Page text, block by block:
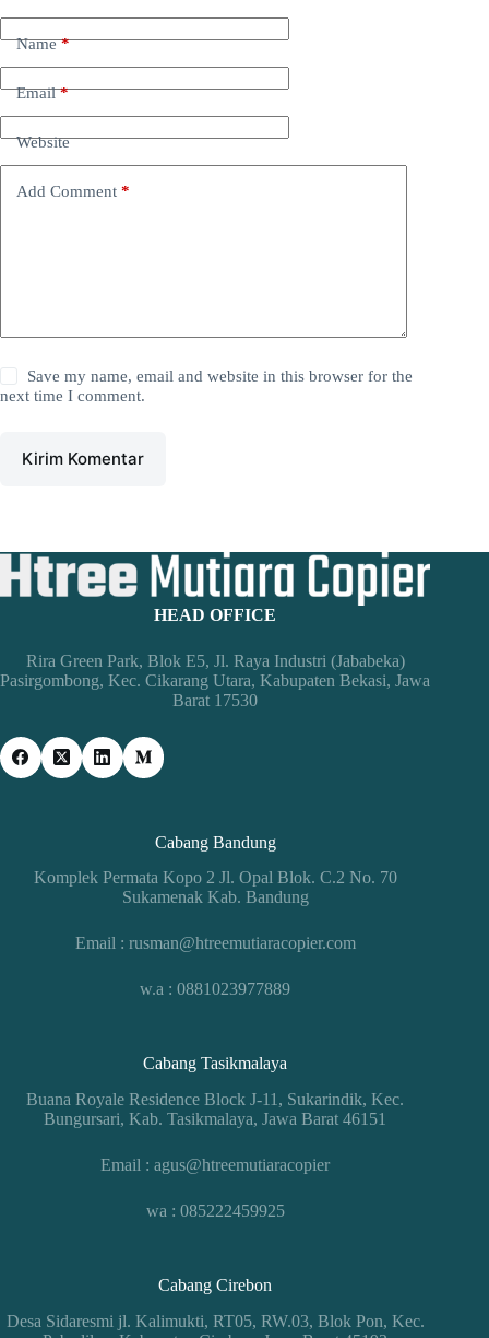
Name*
Email*
Website
Add Comment *
Save my name, email and website in this browser for the
next time I comment.
Kirim Komentar
HEAD OFFICE
Rira Green Park, Blok E5, Jl. Raya Industri (Jababeka)
Pasirgombong, Kec. Cikarang Utara, Kabupaten Bekasi, Jawa
Barat 17530
Cabang Bandung
Komplek Permata Kopo 2 Jl. Opal Blok. C.2 No. 70
Sukamenak Kab. Bandung
Email : rusman@htreemutiaracopier.com
w.a : 0881023977889
Cabang Tasikmalaya
Buana Royale Residence Block J-11, Sukarindik, Kec.
Bungursari, Kab. Tasikmalaya, Jawa Barat 46151
Email : agus@htreemutiaracopier
wa : 085222459925
Cabang Cirebon
Desa Sidaresmi jl. Kalimukti, RT05, RW.03, Blok Pon, Kec.